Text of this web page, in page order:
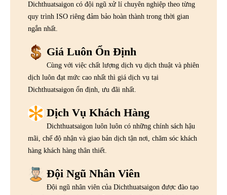
Dichthuatsaigon có đội ngũ xử lí chuyên nghiệp theo từng
quy trình ISO riêng đảm bảo hoàn thành trong thời gian
ngắn nhất.
Giá Luôn Ổn Định
Cùng với việc chất lượng dịch vụ dịch thuật và phiên
dịch luôn đạt mức cao nhất thì giá dịch vụ tại
Dichthuatsaigon ổn định, ưu đãi nhất.
Dịch Vụ Khách Hàng
Dichthuatsaigon luôn luôn có những chính sách hậu
mãi, chế độ nhận và giao bản dịch tận nơi, chăm sóc khách
hàng khách hàng thân thiết.
Đội Ngũ Nhân Viên
Đội ngũ nhân viên của Dichthuatsaigon được đào tạo